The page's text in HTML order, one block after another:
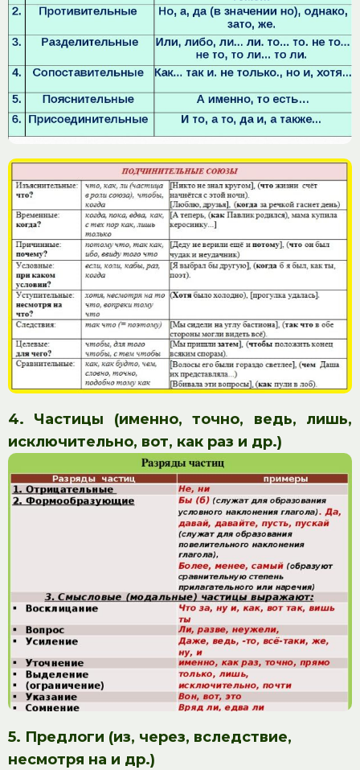
4. Частицы (именно, точно, ведь, лишь,
исключительно, вот, как раз и др.)
5. Предлоги (из, через, вследствие,
несмотря на и др.)